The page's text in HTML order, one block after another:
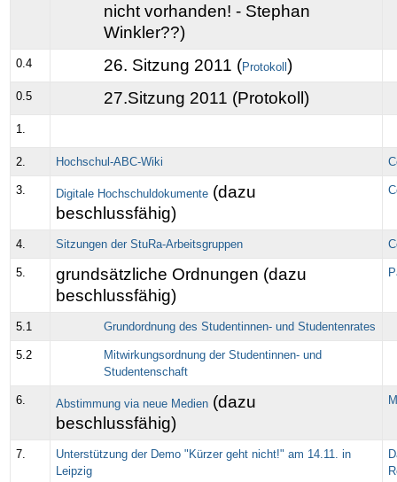
nicht vorhanden! - Stephan
Winkler??)
0.4 26. Sitzung 2011 (Protokoll)
0.5 27.Sitzung 2011 (Protokoll)
1.
2. Hochschul-ABC-Wiki
3. Digitale Hochschuldokumente (dazu
beschlussfähig)
4. Sitzungen der StuRa-Arbeitsgruppen
5.
grundsätzliche Ordnungen (dazu
beschlussfähig)
5.1 Grundordnung des Studentinnen- und Studentenrates
5.2
Mitwirkungsordnung der Studentinnen- und
Studentenschaft
6. Abstimmung via neue Medien (dazu
beschlussfähig)
7.
Unterstützung der Demo "Kürzer geht nicht!" am 14.11. in
Leipzig